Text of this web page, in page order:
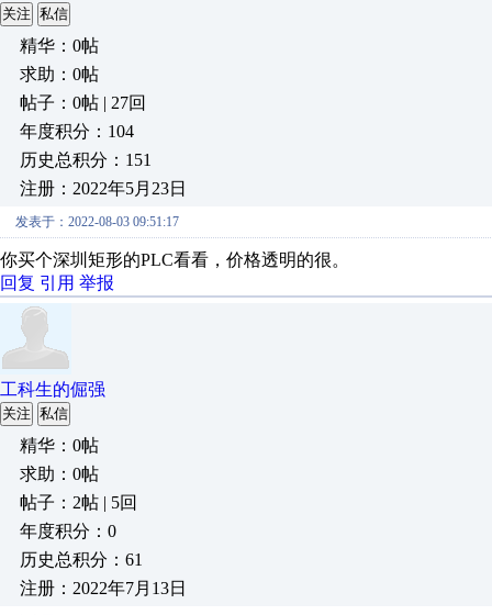
关注 私信
精华：0帖
求助：0帖
帖子：0帖 | 27回
年度积分：104
历史总积分：151
注册：2022年5月23日
发表于：2022-08-03 09:51:17
你买个深圳矩形的PLC看看，价格透明的很。
回复 引用 举报
工科生的倔强
关注 私信
精华：0帖
求助：0帖
帖子：2帖 | 5回
年度积分：0
历史总积分：61
注册：2022年7月13日